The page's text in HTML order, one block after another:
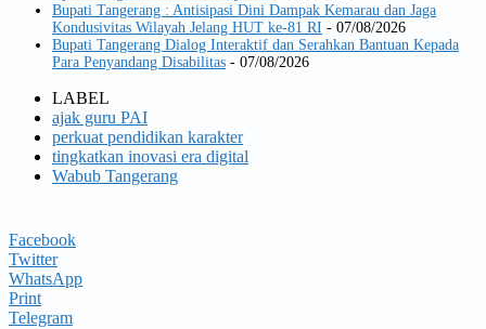
Bupati Tangerang : Antisipasi Dini Dampak Kemarau dan Jaga
Kondusivitas Wilayah Jelang HUT ke-81 RI - 07/08/2026
Bupati Tangerang Dialog Interaktif dan Serahkan Bantuan Kepada
Para Penyandang Disabilitas - 07/08/2026
LABEL
ajak guru PAI
perkuat pendidikan karakter
tingkatkan inovasi era digital
Wabub Tangerang
Facebook
Twitter
WhatsApp
Print
Telegram